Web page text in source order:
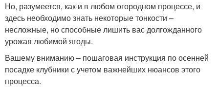
Но, разумеется, как и в любом огородном процессе, и
здесь необходимо знать некоторые тонкости –
несложные, но способные лишить вас долгожданного
урожая любимой ягоды.
Вашему вниманию – пошаговая инструкция по осенней
посадке клубники с учетом важнейших нюансов этого
процесса.